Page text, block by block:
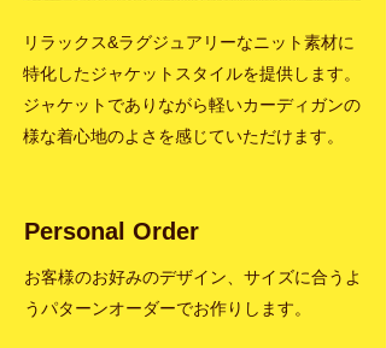
Personal Order
お客様のお好みのデザイン、サイズに合うよ
うパターンオーダーでお作りします。
リラックス&ラグジュアリーなニット素材に
特化したジャケットスタイルを提供します。
ジャケットでありながら軽いカーディガンの
様な着心地のよさを感じていただけます。